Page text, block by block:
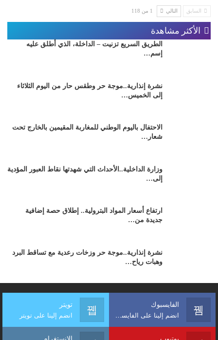
السابق التالي 1 من 118
الأكثر مشاهدة
الطريق السريع تزنيت – الداخلة، الذي أطلق عليه
إسم…
نشرة إنذارية..موجة حر وطقس حار من اليوم الثلاثاء
إلى الخميس…
الاحتفال باليوم الوطني للمغاربة المقيمين بالخارج تحت
شعار…
وزارة الداخلية..الأحداث التي شهدتها نقاط العبور المؤدية
إلى…
ارتفاع أسعار المواد البترولية.. إطلاق حصة إضافية
جديدة من…
نشرة إنذارية..موجة حر وزخات رعدية مع تساقط البرد
وهبات رياح…
الفايسبوك
انضم إلينا على الفايسبوك
تويتر
انضم إلينا على تويتر